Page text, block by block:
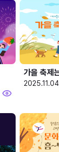
2025.11.04